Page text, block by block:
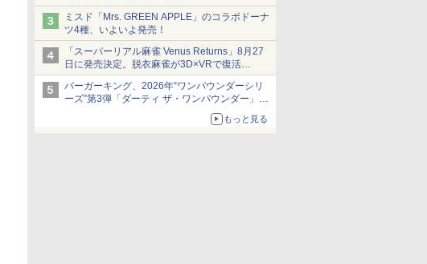
ミスド「Mrs. GREEN APPLE」のコラボドーナ
ツ4種、いよいよ発売！
「スーパーリアル麻雀 Venus Returns」8月27
日に発売決定。脱衣麻雀が3D×VRで復活
発売から2週間は20%オフになるセールが実施
バーガーキング、2026年“ワンパウンダーシリ
ーズ”第3弾「ダーティ ザ・ワンパウンダー」を
「特製ガーリックマヨソース」を使用した超大
もっと見る